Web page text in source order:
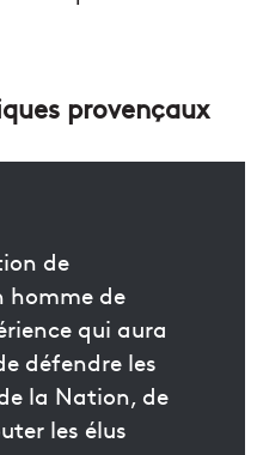
provençaux
de
homme de
qui aura
défendre les
la Nation, de
les élus